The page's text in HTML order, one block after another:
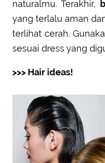
naturalmu. Terakhir,
yang terlalu aman
terlihat cerah.
sesuai dress yang
>>> Hair ideas!